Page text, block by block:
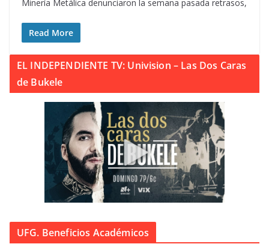
Minería Metálica denunciaron la semana pasada retrasos,
Read More
EL INDEPENDIENTE TV: Univision – Las Dos Caras
de Bukele
UFG. Beneficios Académicos